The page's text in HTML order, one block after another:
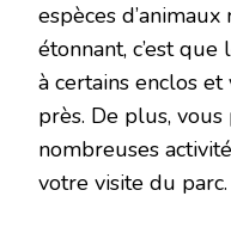
espèces
étonnant, c’est
à certains enclos
près. De plus,
nombreuses
votre visite du parc.